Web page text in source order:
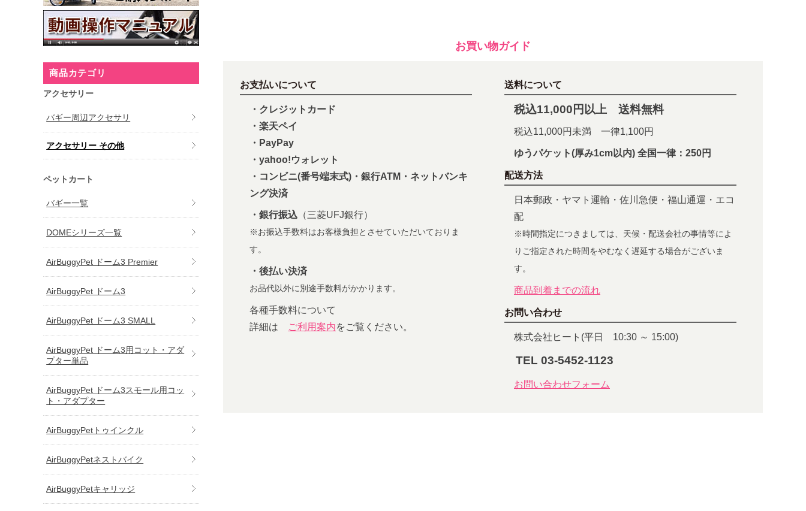
お買い物ガイド
お支払いについて
・クレジットカード
・楽天ペイ
・PayPay
・yahoo!ウォレット
・コンビニ(番号端末式)・銀行ATM・ネットバンキ
ング決済
・銀行振込 （三菱UFJ銀行）
※お振込手数料はお客様負担とさせていただいておりま
す。
・後払い決済
お品代以外に別途手数料がかかります。
各種手数料について
詳細は
ご利用案内をご覧ください。
送料について
税込11,000円以上 送料無料
税込11,000円未満 一律1,100円
ゆうパケット(厚み1cm以内) 全国一律：250円
配送方法
日本郵政・ヤマト運輸・佐川急便・福山通運・エコ
配
※時間指定につきましては、天候・配送会社の事情等によ
りご指定された時間をやむなく遅延する場合がございま
す。
商品到着までの流れ
お問い合わせ
株式会社ヒート(平日 10:30 ～ 15:00)
TEL 03-5452-1123
お問い合わせフォーム
商品カテゴリ
アクセサリー
バギー周辺アクセサリ
アクセサリー その他
ペットカート
バギー一覧
DOMEシリーズ一覧
AirBuggyPet ドーム3 Premier
AirBuggyPet ドーム3
AirBuggyPet ドーム3 SMALL
AirBuggyPet ドーム3用コット・アダ
プター単品
AirBuggyPet ドーム3スモール用コッ
ト・アダプター
AirBuggyPetトゥインクル
AirBuggyPetネストバイク
AirBuggyPetキャリッジ